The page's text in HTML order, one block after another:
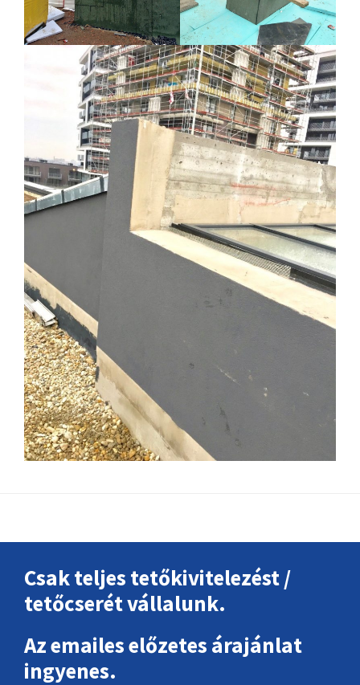
Csak teljes tetőkivitelezést /
tetőcserét vállalunk.
Az emailes előzetes árajánlat
ingyenes.